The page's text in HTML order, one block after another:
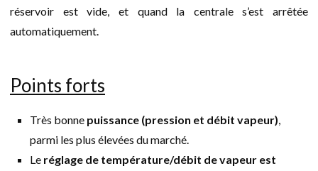
réservoir est vide, et quand la centrale s’est arrêtée
automatiquement.
Points forts
Très bonne puissance (pression et débit vapeur),
parmi les plus élevées du marché.
Le réglage de température/débit de vapeur est